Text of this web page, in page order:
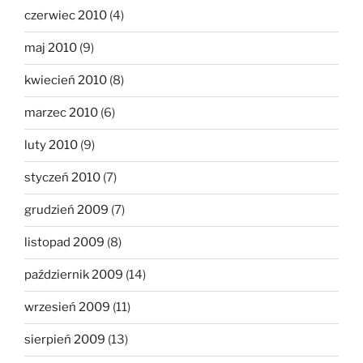
czerwiec 2010 (4)
maj 2010 (9)
kwiecień 2010 (8)
marzec 2010 (6)
luty 2010 (9)
styczeń 2010 (7)
grudzień 2009 (7)
listopad 2009 (8)
październik 2009 (14)
wrzesień 2009 (11)
sierpień 2009 (13)